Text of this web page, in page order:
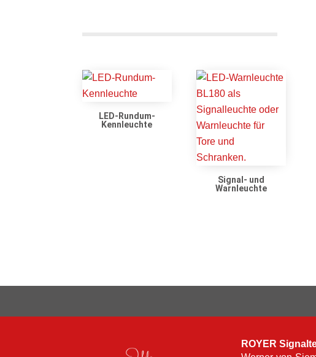
LED-Rundum-
Kennleuchte
Signal- und
Warnleuchte
ROYER